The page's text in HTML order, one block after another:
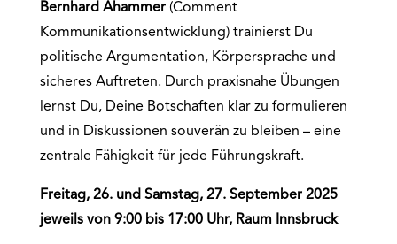
Bernhard Ahammer(Comment
Kommunikationsentwicklung) trainierst Du
politische Argumentation, Körpersprache und
sicheres Auftreten. Durch praxisnahe Übungen
lernst Du, Deine Botschaften klar zu formulieren
und in Diskussionen souverän zu bleiben – eine
zentrale Fähigkeit für jede Führungskraft.
Freitag, 26. und Samstag, 27. September 2025
jeweils von 9:00 bis 17:00 Uhr, Raum Innsbruck